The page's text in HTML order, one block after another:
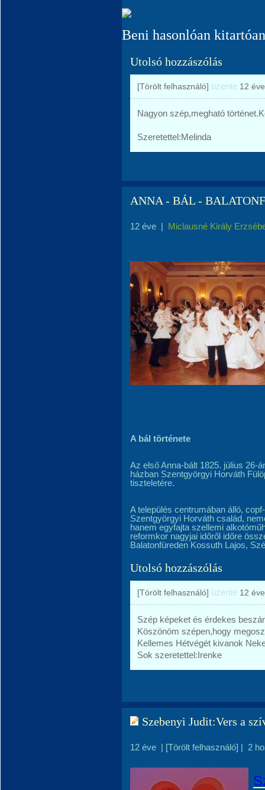
Beni hasonlóan
Utolsó hozzászólás
[Törölt felhasználó] üzente 12 éve
Nagyon szép,megható
Szeretettel:Melinda
ANNA - BÁL -
12 éve | Miclausné Király
A bál története
Az első Anna-bált 1825. július 26-
házban Szentgyörgyi Horváth
tiszteletére.
A település centrumában álló,
Szentgyörgyi Horváth család,
hanem egyfajta szellemi
reformkor nagyjai időről időre
Balatonfüreden Kossuth Lajos,
Utolsó hozzászólás
[Törölt felhasználó] üzente 12 éve
Szép képeket és érdekes
Köszönöm szépen,hogy
Kellemes Hétvégét kivanok
Sok szeretettel:Irenke
Szebenyi Judit:Vers a
12 éve | [Törölt felhasználó] | 2